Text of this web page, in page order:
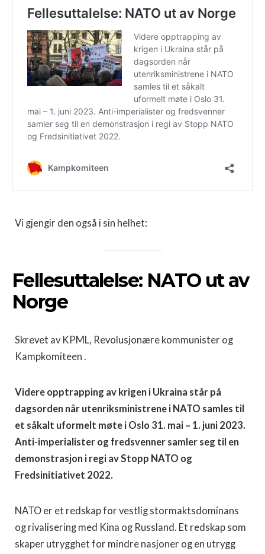
Vi gjengir den også i sin helhet:
Fellesuttalelse: NATO ut av
Norge
Skrevet av KPML, Revolusjonære kommunister og
Kampkomiteen .
Videre opptrapping av krigen i Ukraina står på
dagsorden når utenriksministrene i NATO samles til
et såkalt uformelt møte i Oslo 31. mai – 1. juni 2023.
Anti-imperialister og fredsvenner samler seg til en
demonstrasjon i regi av Stopp NATO og
Fredsinitiativet 2022.
NATO er et redskap for vestlig stormaktsdominans
og rivalisering med Kina og Russland. Et redskap som
skaper utrygghet for mindre nasjoner og en utrygg